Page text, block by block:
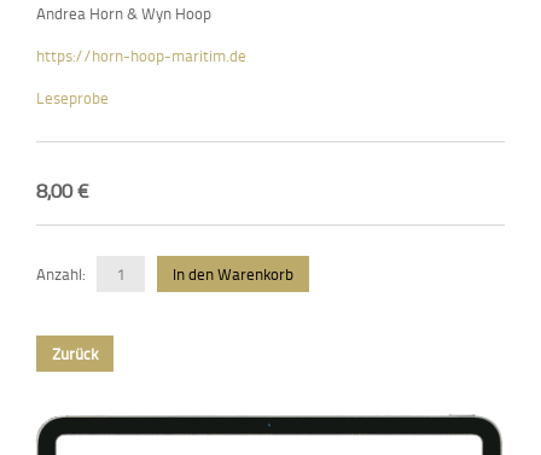
Andrea Horn & Wyn Hoop
https://horn-hoop-maritim.de
Leseprobe
8,00€
Anzahl:
Zurück